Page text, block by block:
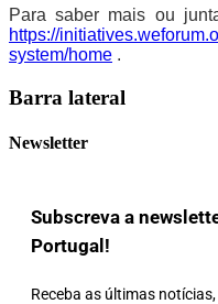
Para saber mais ou
https://
system/home .
Barra lateral
Newsletter
Subscreva a
Portugal!
Receba as últimas